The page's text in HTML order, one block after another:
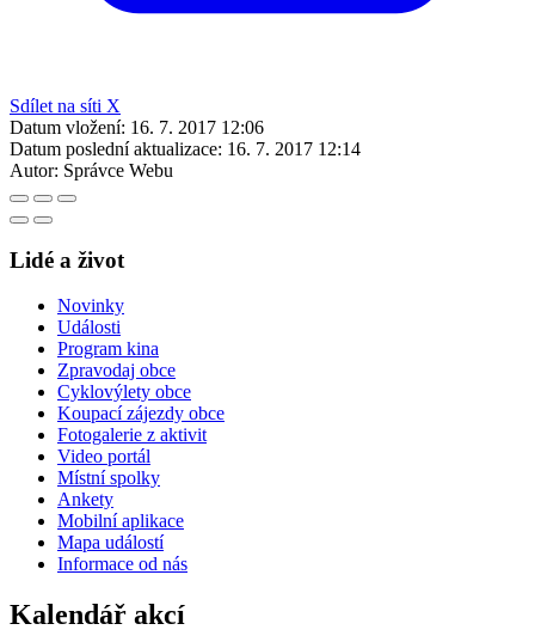
Sdílet na síti X
Datum vložení: 16. 7. 2017 12:06
Datum poslední aktualizace: 16. 7. 2017 12:14
Autor: Správce Webu
Lidé a život
Novinky
Události
Program kina
Zpravodaj obce
Cyklovýlety obce
Koupací zájezdy obce
Fotogalerie z aktivit
Video portál
Místní spolky
Ankety
Mobilní aplikace
Mapa událostí
Informace od nás
Kalendář akcí